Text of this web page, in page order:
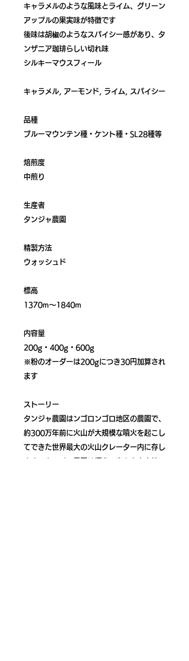
キャラメルのような風味とライム、グリーン
アップルの果実味が特徴です
後味は胡椒のようなスパイシー感があり、タ
ンザニア珈琲らしい切れ味
シルキーマウスフィール
キャラメル, アーモンド, ライム, スパイシー
品種
ブルーマウンテン種・ケント種・SL28種等
焙煎度
中煎り
生産者
タンジャ農園
精製方法
ウォッシュド
標高
1370m～1840m
内容量
200g・400g・600g
※粉のオーダーは200gにつき30円加算され
ます
ストーリー
タンジャ農園はンゴロンゴロ地区の農園で、
約300万年前に火山が大規模な噴火を起こし
てできた世界最大の火山クレーター内に存し